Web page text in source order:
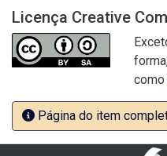
Licença Creative
como
Página do item